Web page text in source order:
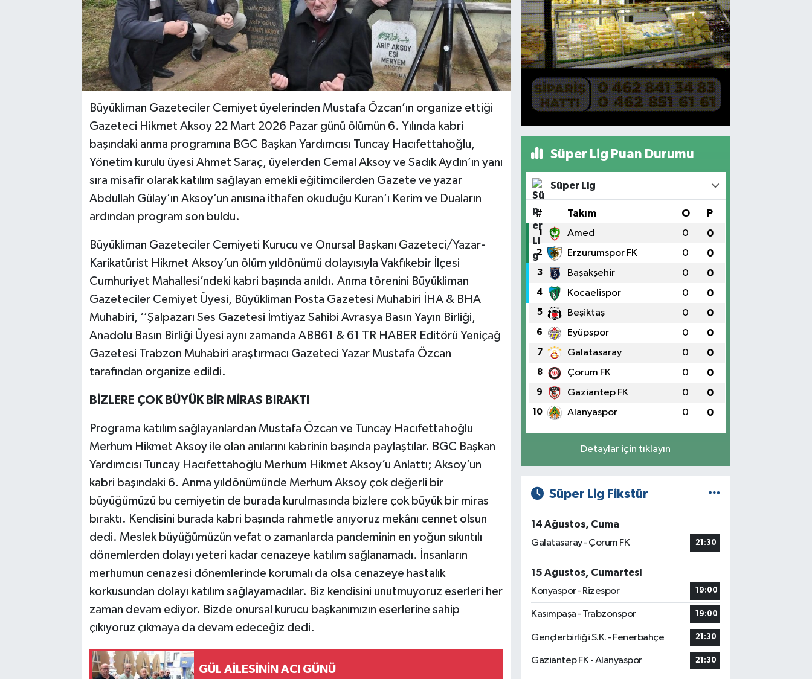
Büyükliman Gazeteciler Cemiyet üyelerinden Mustafa Özcan’ın organize ettiği
Gazeteci Hikmet Aksoy 22 Mart 2026 Pazar günü ölümün 6. Yılında kabri
başındaki anma programına BGC Başkan Yardımcısı Tuncay Hacıfettahoğlu,
Yönetim kurulu üyesi Ahmet Saraç, üyelerden Cemal Aksoy ve Sadık Aydın’ın yanı
sıra misafir olarak katılım sağlayan emekli eğitimcilerden Gazete ve yazar
Abdullah Gülay’ın Aksoy’un anısına ithafen okuduğu Kuran’ı Kerim ve Duaların
ardından program son buldu.
Büyükliman Gazeteciler Cemiyeti Kurucu ve Onursal Başkanı Gazeteci/Yazar-
Karikatürist Hikmet Aksoy’un ölüm yıldönümü dolayısıyla Vakfıkebir İlçesi
Cumhuriyet Mahallesi’ndeki kabri başında anıldı. Anma törenini Büyükliman
Gazeteciler Cemiyet Üyesi, Büyükliman Posta Gazetesi Muhabiri İHA & BHA
Muhabiri, ‘’Şalpazarı Ses Gazetesi İmtiyaz Sahibi Avrasya Basın Yayın Birliği,
Anadolu Basın Birliği Üyesi aynı zamanda ABB61 & 61 TR HABER Editörü Yeniçağ
Gazetesi Trabzon Muhabiri araştırmacı Gazeteci Yazar Mustafa Özcan
tarafından organize edildi.
BİZLERE ÇOK BÜYÜK BİR MİRAS BIRAKTI
Programa katılım sağlayanlardan Mustafa Özcan ve Tuncay Hacıfettahoğlu
Merhum Hikmet Aksoy ile olan anılarını kabrinin başında paylaştılar. BGC Başkan
Yardımcısı Tuncay Hacıfettahoğlu Merhum Hikmet Aksoy’u Anlattı; Aksoy’un
kabri başındaki 6. Anma yıldönümünde Merhum Aksoy çok değerli bir
büyüğümüzü bu cemiyetin de burada kurulmasında bizlere çok büyük bir miras
bıraktı. Kendisini burada kabri başında rahmetle anıyoruz mekânı cennet olsun
dedi. Meslek büyüğümüzün vefat o zamanlarda pandeminin en yoğun sıkıntılı
dönemlerden dolayı yeteri kadar cenazeye katılım sağlanamadı. İnsanların
merhumun cenazesi dönemlerinde korumalı da olsa cenazeye hastalık
korkusundan dolayı katılım sağlayamadılar. Biz kendisini unutmuyoruz eserleri her
zaman devam ediyor. Bizde onursal kurucu başkanımızın eserlerine sahip
çıkıyoruz çıkmaya da devam edeceğiz dedi.
GÜL AİLESİNİN ACI GÜNÜ
Süper Lig Puan Durumu
Süper Lig
# Takım O P
1 Amed 0 0
2 Erzurumspor FK 0 0
3 Başakşehir 0 0
4 Kocaelispor 0 0
5 Beşiktaş 0 0
6 Eyüpspor 0 0
7 Galatasaray 0 0
8 Çorum FK 0 0
9 Gaziantep FK 0 0
10 Alanyaspor 0 0
Detaylar için tıklayın
Süper Lig Fikstür
14 Ağustos, Cuma
Galatasaray - Çorum FK
21:30
15 Ağustos, Cumartesi
Konyaspor - Rizespor
19:00
Kasımpaşa - Trabzonspor 19:00
Gençlerbirliği S.K. - Fenerbahçe 21:30
Gaziantep FK - Alanyaspor 21:30